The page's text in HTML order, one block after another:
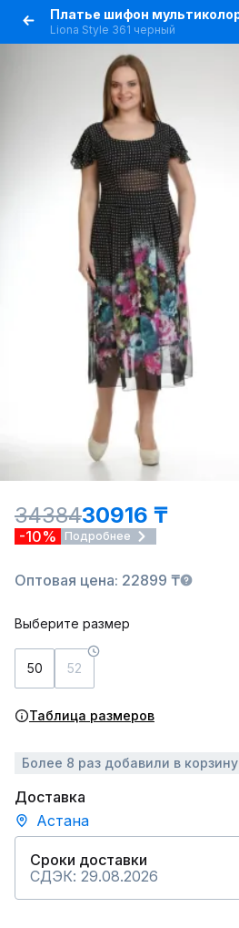
Liona Style 361 черный
3438430916 ₸
-10% Подробнее
Оптовая цена: 22899 ₸
Выберите размер
50 52
Таблица размеров
Более 8 раз добавили в корзину
Доставка
Астана
Сроки доставки
СДЭК: 29.08.2026